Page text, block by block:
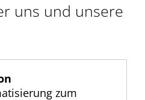
uns und unsere